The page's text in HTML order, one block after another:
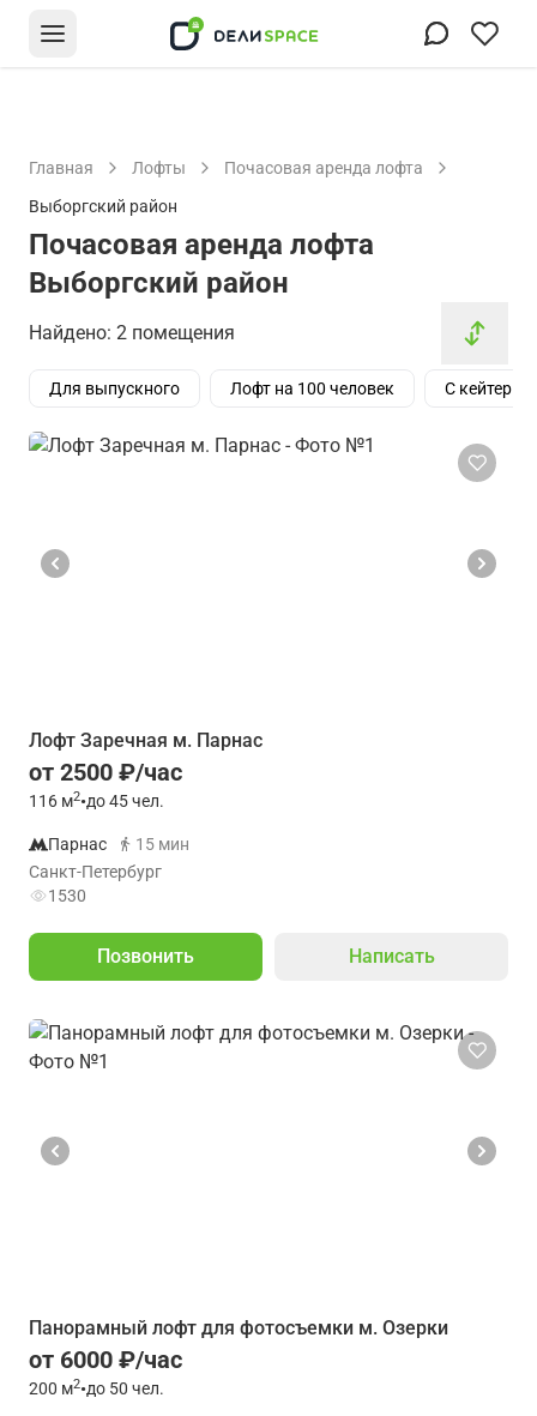
Главная Лофты
Почасовая аренда лофта
Выборгский район
Почасовая аренда лофта
Выборгский район
Найдено: 2 помещения
Для выпускного Лофт на 100 человек С
Лофт Заречная м. Парнас
от 2500 ₽/час
116 м2•до 45 чел.
Парнас
15 мин
Санкт-Петербург
1530
Позвонить Написать
Панорамный лофт для фотосъемки м. Озерки
от 6000 ₽/час
200 м2•до 50 чел.